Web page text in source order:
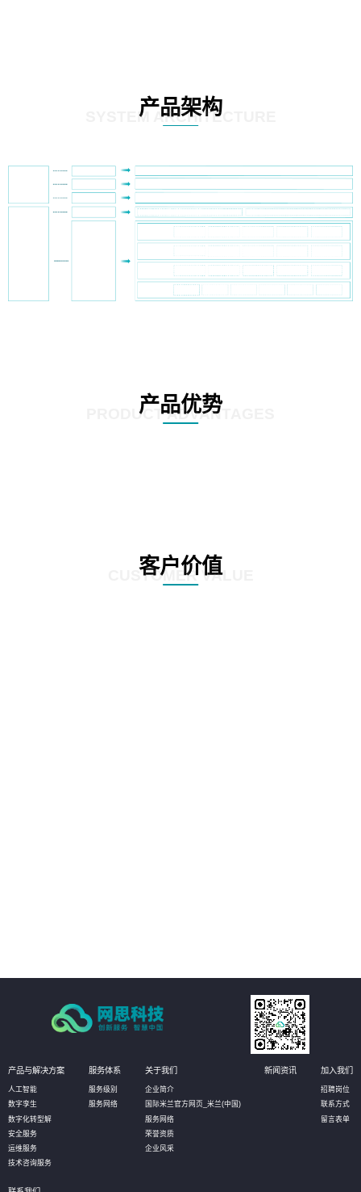
产品架构
SYSTEM ARCHITECTURE
产品优势
PRODUCT ADVANTAGES
客户价值
CUSTOMER VALUE
产品与解决方案
人工智能
数字孪生
数字化转型解
安全服务
运维服务
技术咨询服务
服务体系
服务级别
服务网络
关于我们
企业简介
国际米兰官方网页_米兰(中国)
服务网络
荣誉资质
企业风采
新闻资讯 加入我们
招聘岗位
联系方式
留言表单